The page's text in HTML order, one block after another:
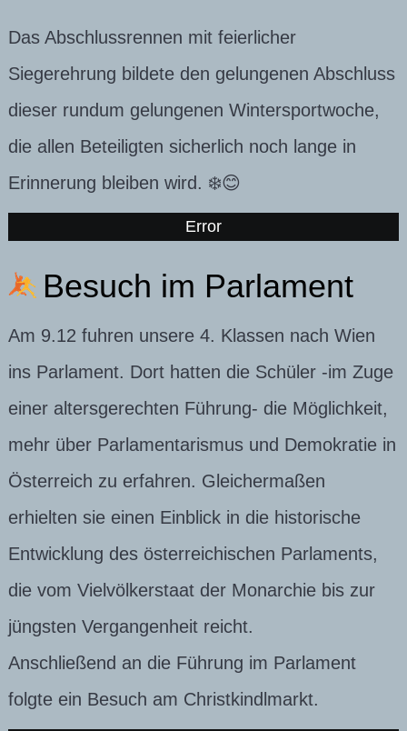
Das Abschlussrennen mit feierlicher
Siegerehrung bildete den gelungenen Abschluss
dieser rundum gelungenen Wintersportwoche,
die allen Beteiligten sicherlich noch lange in
Erinnerung bleiben wird. ❄️😊
Error
Besuch im Parlament
Am 9.12 fuhren unsere 4. Klassen nach Wien
ins Parlament. Dort hatten die Schüler -im Zuge
einer altersgerechten Führung- die Möglichkeit,
mehr über Parlamentarismus und Demokratie in
Österreich zu erfahren. Gleichermaßen
erhielten sie einen Einblick in die historische
Entwicklung des österreichischen Parlaments,
die vom Vielvölkerstaat der Monarchie bis zur
jüngsten Vergangenheit reicht.
Anschließend an die Führung im Parlament
folgte ein Besuch am Christkindlmarkt.